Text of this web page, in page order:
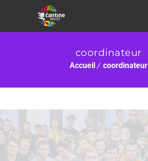
coordinateur
Accueil coordinateur